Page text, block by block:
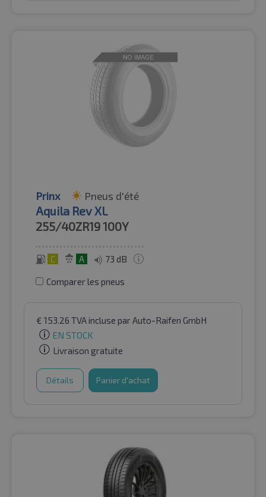
Prinx Pneus d'été
Aquila Rev XL
255/40ZR19100Y
C A 73 dB
Comparer les pneus
€ 153.26 TVA incluse par Auto-Raifen GmbH
EN STOCK
Livraison gratuite
Détails Panier d'achat